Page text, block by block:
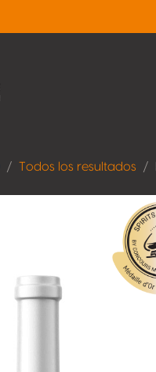
Todos los resultados